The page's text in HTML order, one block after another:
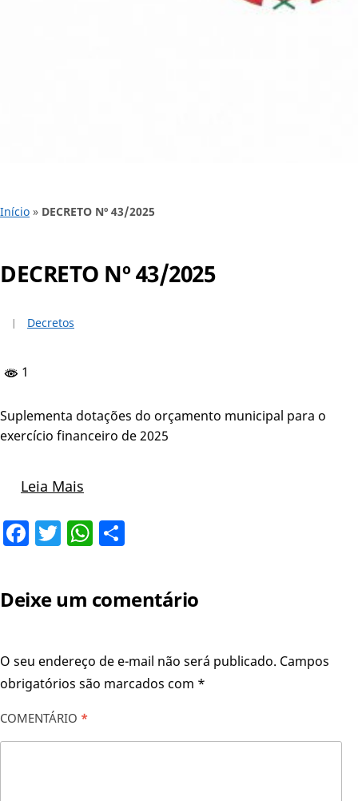
Início » DECRETO Nº 43/2025
DECRETO Nº 43/2025
Decretos
1
Suplementa dotações do orçamento municipal para o
exercício financeiro de 2025
Leia Mais
Facebook
TwitterWhatsApp
Deixe um comentário
O seu endereço de e-mail não será publicado. Campos
obrigatórios são marcados com *
COMENTÁRIO *